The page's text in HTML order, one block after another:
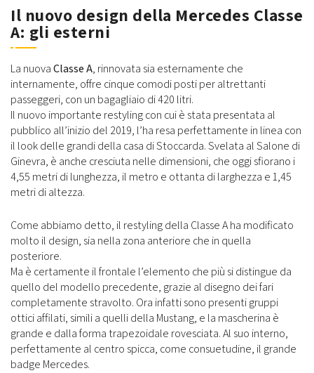
Il nuovo design della Mercedes Classe
A: gli esterni
La nuovaClasse A, rinnovata sia esternamente che
internamente, offre cinque comodi posti per altrettanti
passeggeri, con un bagagliaio di 420 litri.
Il nuovo importante restyling con cui è stata presentata al
pubblico all’inizio del 2019, l’ha resa perfettamente in linea con
il look delle grandi della casa di Stoccarda. Svelata al Salone di
Ginevra, è anche cresciuta nelle dimensioni, che oggi sfiorano i
4,55 metri di lunghezza, il metro e ottanta di larghezza e 1,45
metri di altezza.
Come abbiamo detto, il restyling della Classe A ha modificato
molto il design, sia nella zona anteriore che in quella
posteriore.
Ma è certamente il frontale l’elemento che più si distingue da
quello del modello precedente, grazie al disegno dei fari
completamente stravolto. Ora infatti sono presenti gruppi
ottici affilati, simili a quelli della Mustang, e la mascherina è
grande e dalla forma trapezoidale rovesciata. Al suo interno,
perfettamente al centro spicca, come consuetudine, il grande
badge Mercedes.